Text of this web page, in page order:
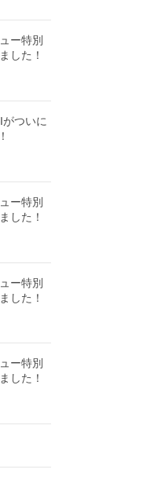
ー特別
した！
ついに
ー特別
した！
ー特別
した！
ー特別
した！